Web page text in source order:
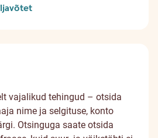
vajalikud tehingud – otsida
nime ja selgituse, konto
Otsinguga saate otsida